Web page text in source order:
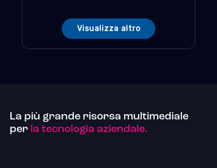
Visualizza altro
La più grande risorsa multimediale
per la tecnologia aziendale.